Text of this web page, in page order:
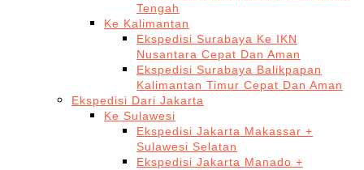
Tengah
Ke Kalimantan
Ekspedisi Surabaya Ke IKN
Nusantara Cepat Dan Aman
Ekspedisi Surabaya Balikpapan
Kalimantan Timur Cepat Dan Aman
Ekspedisi Dari Jakarta
Ke Sulawesi
Ekspedisi Jakarta Makassar +
Sulawesi Selatan
Ekspedisi Jakarta Manado +